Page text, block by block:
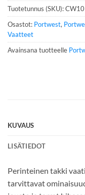
n
u
m
e
r
o
Tuotetunnus (SKU):CW10
Osastot: Portwest,
Vaatteet
Avainsana tuotteelle
KUVAUS
LISÄTIEDOT
Perinteinen takki
tarvittavat